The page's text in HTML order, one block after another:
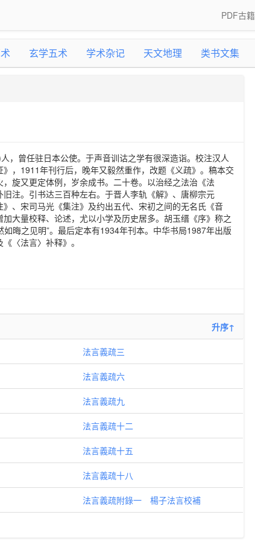
PDF古籍
玄学五术 学术杂记 天文地理 类书文集
，曾任驻日本公使。于声音训诂之学有很深造诣。校注汉人
，1911年刊行后，晚年又毅然重作，改题《义疏》。稿本交
旋又更定体例，岁余成书。二十卷。以治经之法治《法
注。引书达三百种左右。于晋人李轨《解》、唐柳宗元
》、宋司马光《集注》及约出五代、宋初之间的无名氏《音
大量校释、论述，尤以小学及历史居多。胡玉缙《序》称之
如晦之见明”。最后定本有1934年刊本。中华书局1987年出版
〈法言〉补释》。
升序↑
法言義疏三
法言義疏六
法言義疏九
法言義疏十二
法言義疏十五
法言義疏十八
法言義疏附錄一 楊子法言校補